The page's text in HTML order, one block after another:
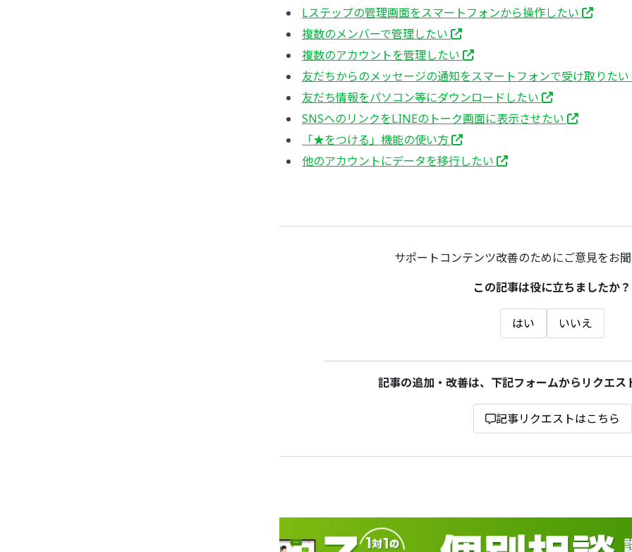
Lステップの管理画面をスマートフォンから操作したい
複数のメンバーで管理したい
複数のアカウントを管理したい
友だちからのメッセージの通知をスマートフォンで受け取りたい
友だち情報をパソコン等にダウンロードしたい
SNSへのリンクをLINEのトーク画面に表示させたい
「★をつける」機能の使い方
他のアカウントにデータを移行したい
サポートコンテンツ改善のためにご意見をお聞
この記事は役に立ちましたか？
はい いいえ
記事の追加・改善は、下記フォームからリクエス
記事リクエストはこちら